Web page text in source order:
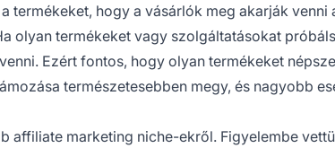
termékeket, hogy a vásárlók meg akarják venni
olyan termékeket vagy szolgáltatásokat
Ezért fontos, hogy olyan termékeket
természetesebben megy, és nagyobb
affiliate marketing niche-ekről. Figyelembe